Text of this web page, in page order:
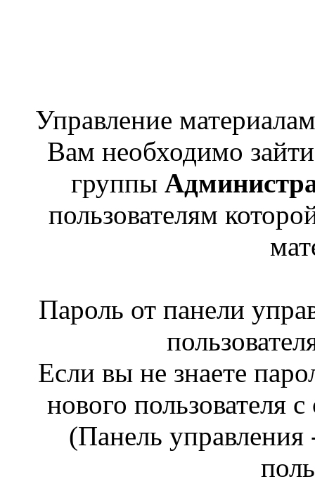
Управление
Вам необходимо зайти
группы
пользователям
Пароль от панели
Если вы не знаете
нового пользователя
(Панель управления